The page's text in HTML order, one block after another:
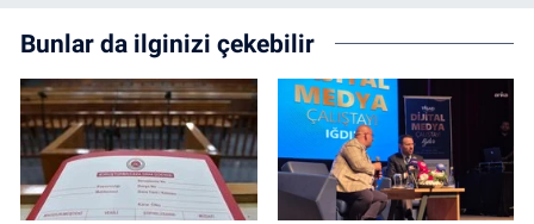
Bunlar da ilginizi çekebilir